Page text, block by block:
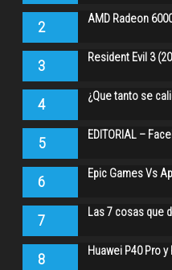
2 AMD Radeon
3 Resident Evil 3
4 ¿Que tanto se
5 EDITORIAL –
6 Epic Games Vs
7 Las 7 cosas que
8 Huawei P40 Pro